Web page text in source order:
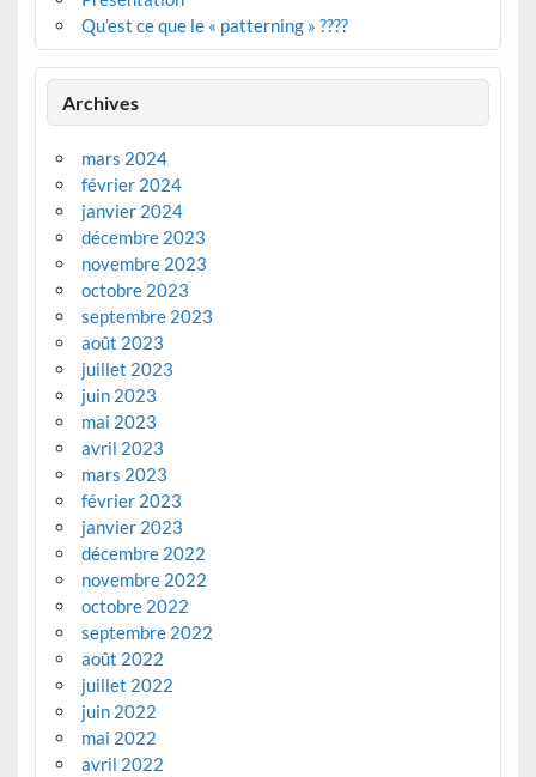
Qu’est ce que le « patterning » ????
Archives
mars 2024
février 2024
janvier 2024
décembre 2023
novembre 2023
octobre 2023
septembre 2023
août 2023
juillet 2023
juin 2023
mai 2023
avril 2023
mars 2023
février 2023
janvier 2023
décembre 2022
novembre 2022
octobre 2022
septembre 2022
août 2022
juillet 2022
juin 2022
mai 2022
avril 2022